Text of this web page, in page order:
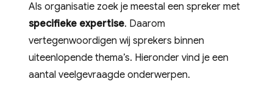
Als organisatie zoek je meestal een spreker met
specifieke expertise. Daarom
vertegenwoordigen wij sprekers binnen
uiteenlopende thema’s. Hieronder vind je een
aantal veelgevraagde onderwerpen.